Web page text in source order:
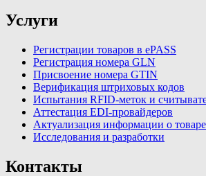
Услуги
Регистрации товаров в ePASS
Регистрация номера GLN
Присвоение номера GTIN
Верификация штриховых кодов
Испытания RFID-меток и
Аттестация EDI-провайдеров
Актуализация информации о товаре
Исследования и разработки
Контакты